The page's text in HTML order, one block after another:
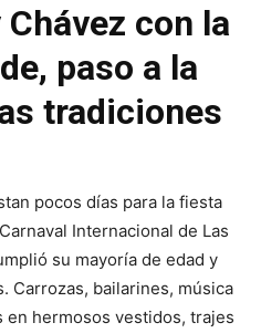
con la
paso a la
tradiciones
pocos días para la fiesta
Internacional de Las
su mayoría de edad y
Carrozas, bailarines, música
en hermosos vestidos, trajes